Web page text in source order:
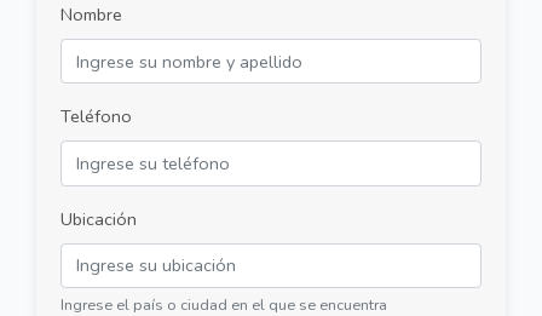
Nombre
Teléfono
Ubicación
Ingrese el país o ciudad en el que se encuentra